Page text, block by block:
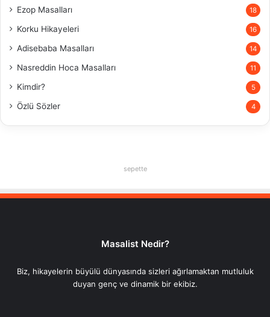
Ezop Masalları 18
Korku Hikayeleri 16
Adisebaba Masalları 14
Nasreddin Hoca Masalları 11
Kimdir? 5
Özlü Sözler 4
sepette
Masalist Nedir?
Biz, hikayelerin büyülü dünyasında sizleri ağırlamaktan mutluluk
duyan genç ve dinamik bir ekibiz.